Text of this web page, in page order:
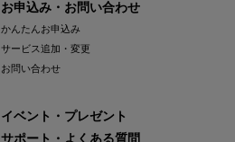
お申込み・お問い合わせ
かんたんお申込み
サービス追加・変更
お問い合わせ
イベント・プレゼント
サポート・よくある質問